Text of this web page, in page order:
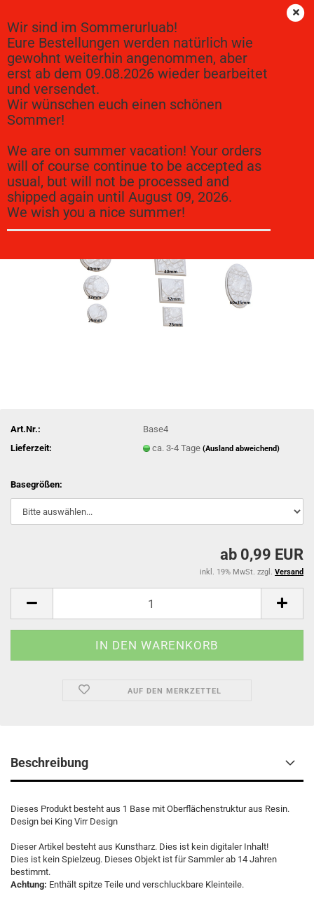
Wir sind im Sommerurluab!
Eure Bestellungen werden natürlich wie
gewohnt weiterhin angenommen, aber
erst ab dem 09.08.2026 wieder bearbeitet
und versendet.
Wir wünschen euch einen schönen
Sommer!
We are on summer vacation! Your orders
will of course continue to be accepted as
usual, but will not be processed and
shipped again until August 09, 2026.
We wish you a nice summer!
« Erster « zurück weiter »
Letzter »
12 Artikel in dieser Kategorie
Base 4
Art.Nr.:
Base4
Lieferzeit:
ca. 3-4 Tage(Ausland abweichend)
Basegrößen:
ab 0,99 EUR
inkl. 19% MwSt. zzgl. Versand
AUF DEN MERKZETTEL
Beschreibung
Dieses Produkt besteht aus 1 Base mit Oberflächenstruktur aus Resin.
Design bei King Virr Design
Dieser Artikel besteht aus Kunstharz. Dies ist kein digitaler Inhalt!
Dies ist kein Spielzeug. Dieses Objekt ist für Sammler ab 14 Jahren
bestimmt.
Achtung: Enthält spitze Teile und verschluckbare Kleinteile.